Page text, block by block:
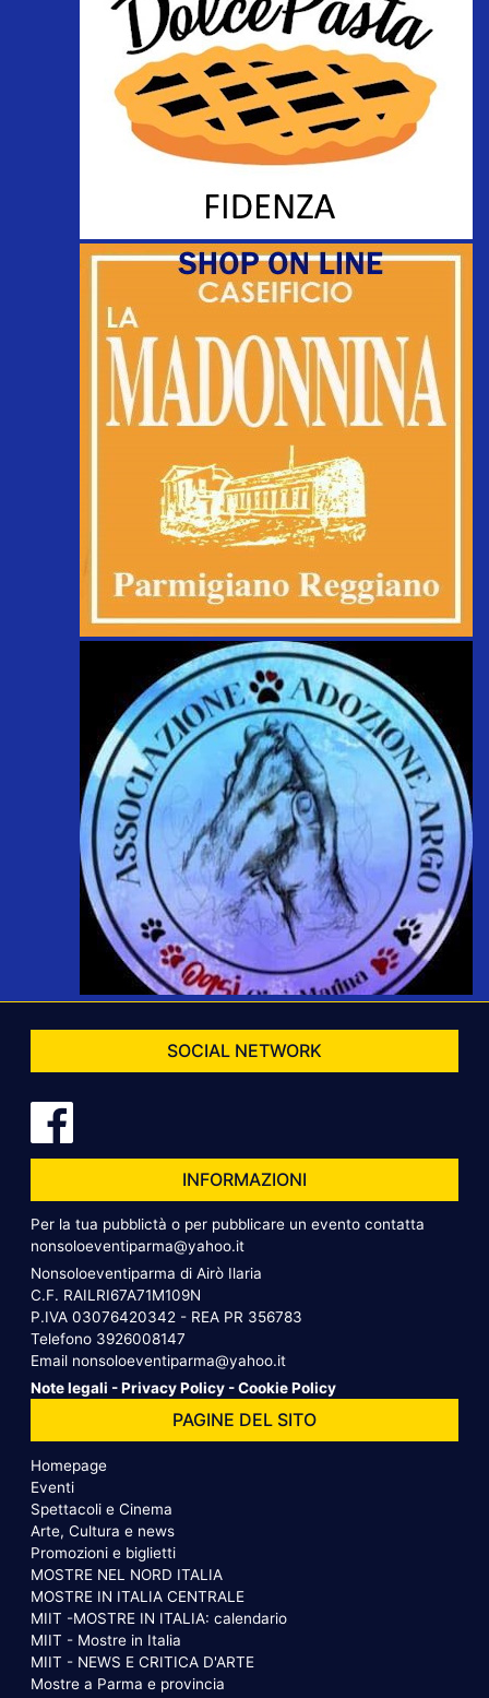
SOCIAL NETWORK
INFORMAZIONI
Per la tua pubblictà o per pubblicare un evento contatta
nonsoloeventiparma@yahoo.it
Nonsoloeventiparma di Airò Ilaria
C.F. RAILRI67A71M109N
P.IVA 03076420342 - REA PR 356783
Telefono 3926008147
Email nonsoloeventiparma@yahoo.it
Note legali -Privacy Policy -Cookie Policy
PAGINE DEL SITO
Homepage
Eventi
Spettacoli e Cinema
Arte, Cultura e news
Promozioni e biglietti
MOSTRE NEL NORD ITALIA
MOSTRE IN ITALIA CENTRALE
MIIT -MOSTRE IN ITALIA: calendario
MIIT - Mostre in Italia
MIIT - NEWS E CRITICA D'ARTE
Mostre a Parma e provincia